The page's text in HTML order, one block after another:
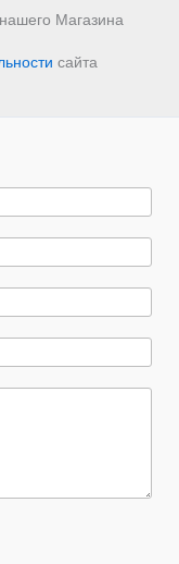
нашего Магазина
сайта